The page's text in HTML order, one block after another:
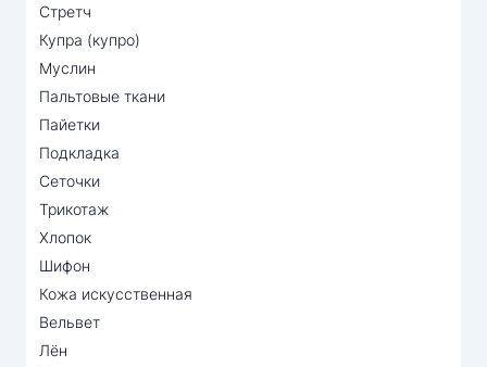
Стретч
Купра (купро)
Муслин
Пальтовые ткани
Пайетки
Подкладка
Сеточки
Трикотаж
Хлопок
Шифон
Кожа искусственная
Вельвет
Лён